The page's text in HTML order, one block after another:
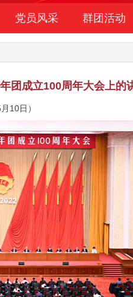
党员风采 群团活动
团成立100周年大会上的
10日）